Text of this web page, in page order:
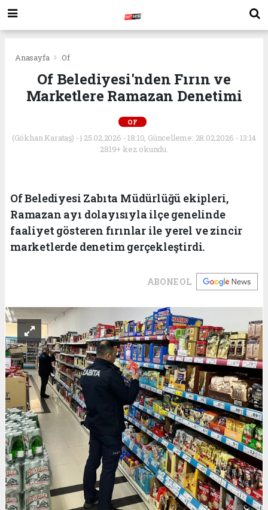
Anasayfa Of
Of Belediyesi'nden Fırın ve
Marketlere Ramazan Denetimi
OF
(Gökhan Karataş) - | 25.02.2026 - 18:10, Güncelleme: 28.02.2026 - 13:14
2819+ kez okundu.
Of Belediyesi Zabıta Müdürlüğü ekipleri,
Ramazan ayı dolayısıyla ilçe genelinde
faaliyet gösteren fırınlar ile yerel ve zincir
marketlerde denetim gerçekleştirdi.
ABONE OL